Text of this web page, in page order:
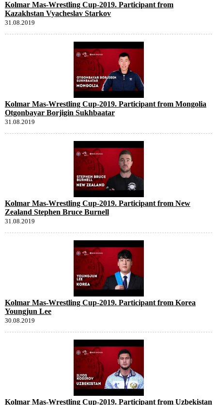
Kolmar Mas-Wrestling Cup-2019. Participant from
Kazakhstan Vyacheslav Starkov
31.08.2019
Kolmar Mas-Wrestling Cup-2019. Participant from Mongolia
Otgonbayar Borjigin Sukhbaatar
31.08.2019
Kolmar Mas-Wrestling Cup-2019. Participant from New
Zealand Stephen Bruce Burnell
31.08.2019
Kolmar Mas-Wrestling Cup-2019. Participant from Korea
Youngjun Lee
30.08.2019
Kolmar Mas-Wrestling Cup-2019. Participant from Uzbekistan